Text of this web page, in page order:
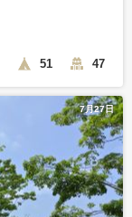
51 47
7月27日